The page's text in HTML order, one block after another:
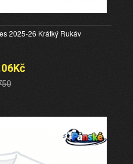
2025-26 Krátký Rukáv